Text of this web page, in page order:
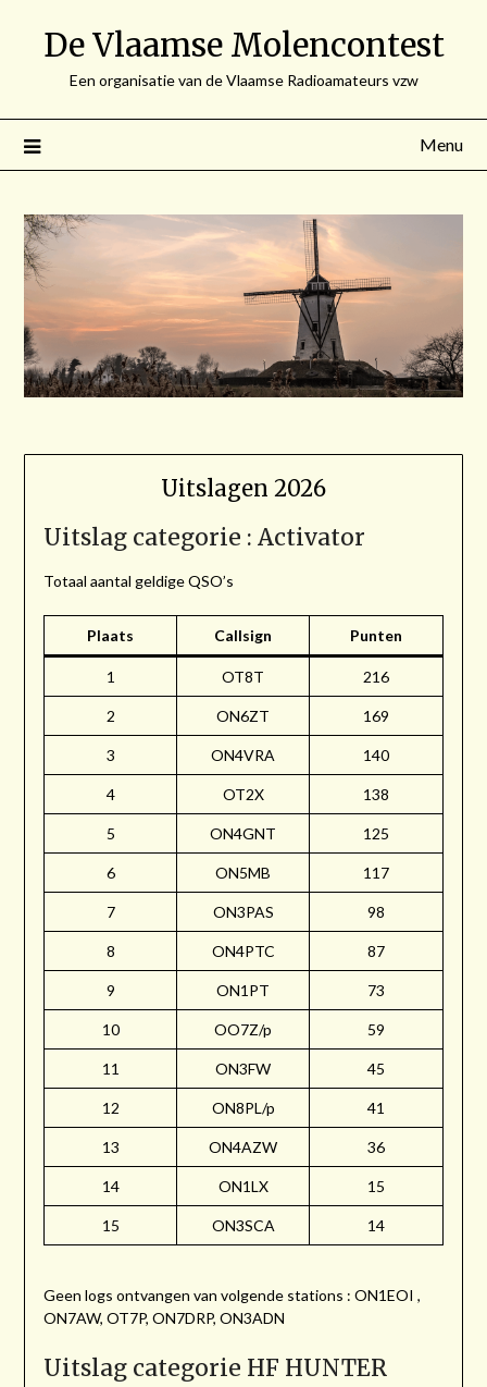
De Vlaamse Molencontest
Een organisatie van de Vlaamse Radioamateurs vzw
Menu
Uitslagen 2026
Uitslag categorie : Activator
Totaal aantal geldige QSO’s
Plaats Callsign Punten
1 OT8T 216
2 ON6ZT 169
3 ON4VRA 140
4 OT2X 138
5 ON4GNT 125
6 ON5MB 117
7 ON3PAS 98
8 ON4PTC 87
9 ON1PT 73
10 OO7Z/p 59
11 ON3FW 45
12 ON8PL/p 41
13 ON4AZW 36
14 ON1LX 15
15 ON3SCA 14
Geen logs ontvangen van volgende stations : ON1EOI ,
ON7AW, OT7P, ON7DRP, ON3ADN
Uitslag categorie HF HUNTER